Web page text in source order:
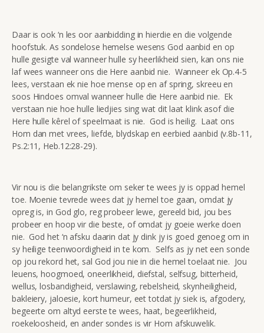
Daar is ook ‘n les oor aanbidding in hierdie en die volgende
hoofstuk. As sondelose hemelse wesens God aanbid en op
hulle gesigte val wanneer hulle sy heerlikheid sien, kan ons nie
laf wees wanneer ons die Here aanbid nie. Wanneer ek Op.4-5
lees, verstaan ek nie hoe mense op en af spring, skreeu en
soos Hindoes omval wanneer hulle die Here aanbid nie. Ek
verstaan nie hoe hulle liedjies sing wat dit laat klink asof die
Here hulle kêrel of speelmaat is nie. God is heilig. Laat ons
Hom dan met vrees, liefde, blydskap en eerbied aanbid (v.8b-11,
Ps.2:11, Heb.12:28-29).
Vir nou is die belangrikste om seker te wees jy is oppad hemel
toe. Moenie tevrede wees dat jy hemel toe gaan, omdat jy
opreg is, in God glo, reg probeer lewe, gereeld bid, jou bes
probeer en hoop vir die beste, of omdat jy goeie werke doen
nie. God het ‘n afsku daarin dat jy dink jy is goed genoeg om in
sy heilige teenwoordigheid in te kom. Selfs as jy net een sonde
op jou rekord het, sal God jou nie in die hemel toelaat nie. Jou
leuens, hoogmoed, oneerlikheid, diefstal, selfsug, bitterheid,
wellus, losbandigheid, verslawing, rebelsheid, skynheiligheid,
bakleiery, jaloesie, kort humeur, eet totdat jy siek is, afgodery,
begeerte om altyd eerste te wees, haat, begeerlikheid,
roekeloosheid, en ander sondes is vir Hom afskuwelik.